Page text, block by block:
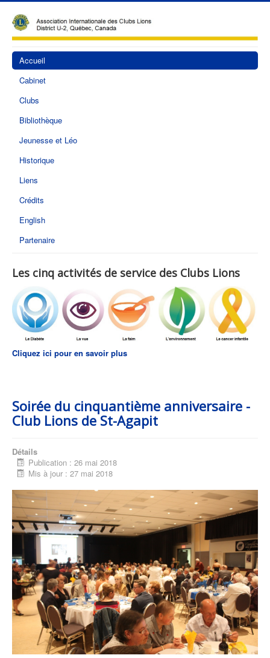
Accueil
Cabinet
Clubs
Bibliothèque
Jeunesse et Léo
Historique
Liens
Crédits
English
Partenaire
Les cinq activités de service des Clubs Lions
Cliquez ici pour en savoir plus
Soirée du cinquantième anniversaire -
Club Lions de St-Agapit
Détails
Publication : 26 mai 2018
Mis à jour : 27 mai 2018